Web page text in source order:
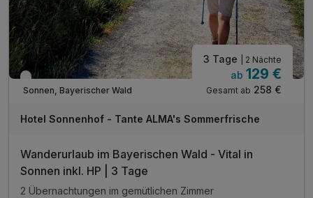
Verfügbar bis Dezember
Sonnen, Bayerischer Wald
3 Tage | 2 Nächte
ab 129 €
Gesamt ab 258 €
Hotel Sonnenhof - Tante ALMA's Sommerfrische
Wanderurlaub im Bayerischen Wald - Vital in
Sonnen inkl. HP | 3 Tage
2 Übernachtungen im gemütlichen Zimmer